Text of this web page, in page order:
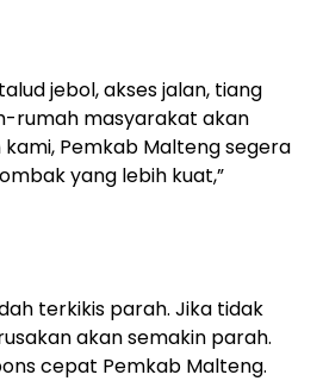
jebol, akses jalan, tiang
rumah masyarakat akan
Pemkab Malteng segera
yang lebih kuat,”
terkikis parah. Jika tidak
akan semakin parah.
cepat Pemkab Malteng.